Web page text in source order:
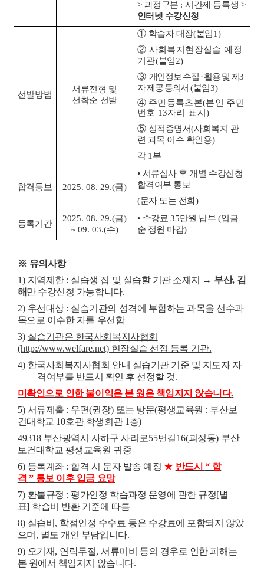
> 과정구분 :시간제 등록생 >
인터넷 수강신청
선발방법
서류전형 및
선착순 선발
① 학습자 대장(붙임1)
② 사회복지현장실습 예정
기관(붙임2)
③ 개인정보 수집 ·활용 및 제3
자 제공 동의서 (붙임3)
④ 주민등록초본(본인 주민
번호 13자리 표시 )
⑤ 성적증명서(사회복지 관
련 과목 이수 확인용)
각 1부
합격통보 2025. 08. 29.(금)
• 서류심사 후 개별 수강신청
합격여부 통보
(문자 또는 전화)
등록기간
2025. 08. 29.(금)
~ 09. 03.(수)
• 수강료 35만원 납부(입금
순 정원 마감)
※ 유의사항
1) 지역제한 : 실습생 집 및 실습할 기관 소재지 → 부산, 김
해만 수강신청 가능합니다.
2) 우선대상 : 실습기관의 성격에 부합하는 과목을 선수과
목으로 이수한 자를 우선함
3) 실습기관은 한국사회복지사협회
(http://www.welfare.net) 현장실습 선정 등록 기관.
4) 한국사회복지사협회 안내 실습기관 기준 및 지도자 자
격여부를 반드시 확인 후 선정할 것.
미확인으로 인한 불이익은 본 원은 책임지지 않습니다.
5) 서류제출 : 우편(권장) 또는 방문(평생교육원 : 부산보
건대학교 10호관 학생회관 1 층)
49318 부산광역시 사하구 사리로55번길16(괴정동) 부산
보건대학교 평생교육원 귀중
6) 등록계좌 : 합격 시 문자 발송 예정 ★ 반드시 “ 합
격 ” 통보 이후 입금 요망
7) 환불규정 : 평가인정 학습과정 운영에 관한 규정[별
표] 학습비 반환 기준에 따름
8) 실습비 , 학점인정 수수료 등은 수강료에 포함되지 않았
으며 , 별도 개인 부담입니다.
9) 오기재, 연락두절,서류미비 등의 경우로 인한 피해는
본 원에서 책임지지 않습니다.